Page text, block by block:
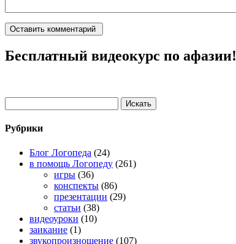
Бесплатный видеокурс по афазии!
Рубрики
Блог Логопеда (24)
в помощь Логопеду (261)
игры (36)
конспекты (86)
презентации (29)
статьи (38)
видеоуроки (10)
заикание (1)
звукопроизношение (107)